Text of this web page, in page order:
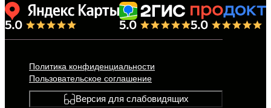
Политика конфиденциальности
Пользовательское соглашение
Версия для слабовидящих